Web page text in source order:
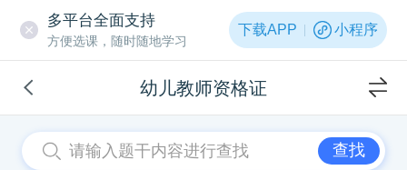
多平台全面支持
方便选课，随时随地学习
下载APP 小程序
幼儿教师资格证
查找